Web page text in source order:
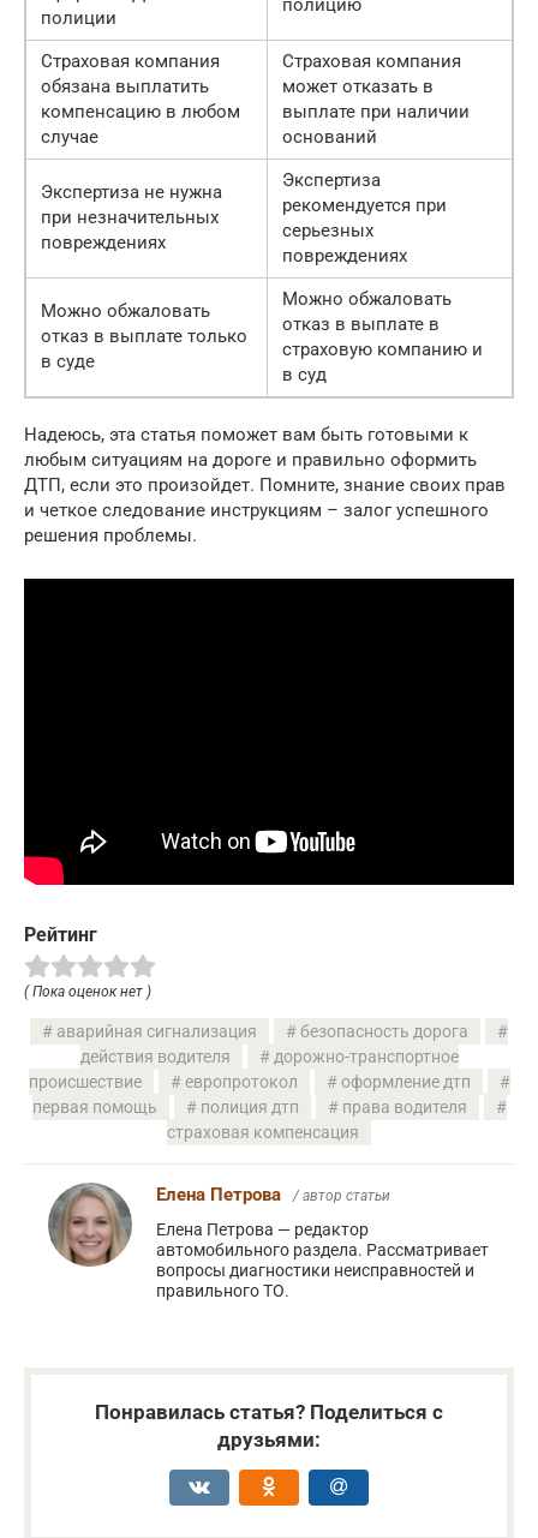
полиции
полицию
Страховая компания
обязана выплатить
компенсацию в любом
случае
Страховая компания
может отказать в
выплате при наличии
оснований
Экспертиза не нужна
при незначительных
повреждениях
Экспертиза
рекомендуется при
серьезных
повреждениях
Можно обжаловать
отказ в выплате только
в суде
Можно обжаловать
отказ в выплате в
страховую компанию и
в суд
Надеюсь, эта статья поможет вам быть готовыми к
любым ситуациям на дороге и правильно оформить
ДТП, если это произойдет. Помните, знание своих прав
и четкое следование инструкциям – залог успешного
решения проблемы.
Рейтинг
( Пока оценок нет )
аварийная сигнализация
безопасность дорога
действия водителя
дорожно-транспортное
происшествие
европротокол
оформление дтп
первая помощь
полиция дтп
права водителя
страховая компенсация
Елена Петрова / автор статьи
Елена Петрова — редактор
автомобильного раздела. Рассматривает
вопросы диагностики неисправностей и
правильного ТО.
Понравилась статья? Поделиться с
друзьями: